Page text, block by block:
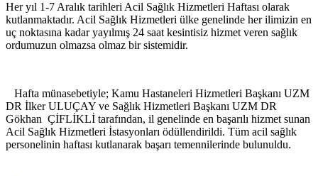
Her yıl 1-7 Aralık tarihleri Acil Sağlık Hizmetleri Haftası olarak
kutlanmaktadır. Acil Sağlık Hizmetleri ülke genelinde her ilimizin en
uç noktasına kadar yayılmış 24 saat kesintisiz hizmet veren sağlık
ordumuzun olmazsa olmaz bir sistemidir.
Hafta münasebetiyle; Kamu Hastaneleri Hizmetleri Başkanı UZM
DR İlker ULUÇAY ve Sağlık Hizmetleri Başkanı UZM DR
Gökhan ÇİFLİKLİ tarafından, il genelinde en başarılı hizmet sunan
Acil Sağlık Hizmetleri İstasyonları ödüllendirildi. Tüm acil sağlık
personelinin haftası kutlanarak başarı temennilerinde bulunuldu.